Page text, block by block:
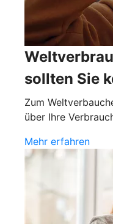
sollten Sie
Zum
über Ihre
Mehr erfahren